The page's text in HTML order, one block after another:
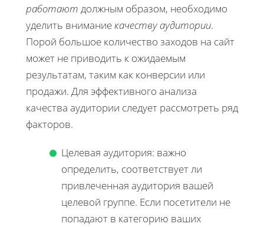
работают должным образом, необходимо
уделить вниманиекачеству аудитории.
Порой большое количество заходов на сайт
может не приводить к ожидаемым
результатам, таким как конверсии или
продажи. Для эффективного анализа
качества аудитории следует рассмотреть ряд
факторов.
Целевая аудитория: важно
определить, соответствует ли
привлеченная аудитория вашей
целевой группе. Если посетители не
попадают в категорию ваших